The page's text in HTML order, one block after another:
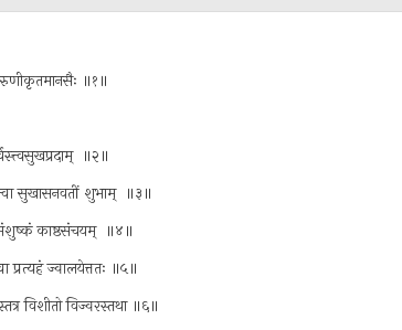
॥१॥
॥२॥
सुखासनवतीं शुभाम् ‍ ॥३॥
संशुष्कं काष्ठसंचयम् ‍ ॥४॥
प्रत्यहं ज्वालयेत्ततः ॥५॥
विशीतो विज्वरस्तथा ॥६॥